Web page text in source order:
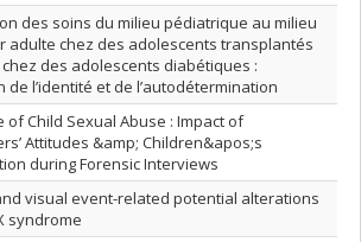
des soins du milieu pédiatrique au milieu
adulte chez des adolescents transplantés
des adolescents diabétiques :
de l’identité et de l’autodétermination
of Child Sexual Abuse : Impact of
Attitudes &amp; Children&apos;s
during Forensic Interviews
visual event-related potential alterations
syndrome